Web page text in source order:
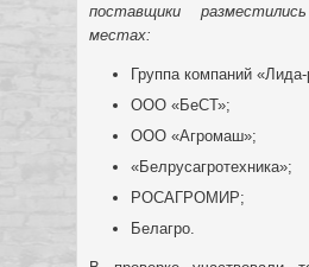
поставщики
местах:
Группа компаний «Лида-
ООО «БеСТ»;
ООО «Агромаш»;
«Белрусагротехника»;
РОСАГРОМИР;
Белагро.